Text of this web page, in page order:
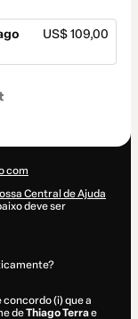
US$ 109,00
com
Central de Ajuda
deve ser
concordo (i) que a
deThiago Terrae